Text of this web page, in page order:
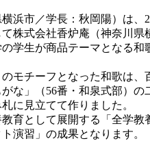
浜市／学長：秋岡陽）は
株式会社香炉庵（神奈川
学生が商品テーマとなる
モチーフとなった和歌は、
な」（56番・和泉式部）
に見立てて作りました。
育として展開する「全学
演習」の成果となります。